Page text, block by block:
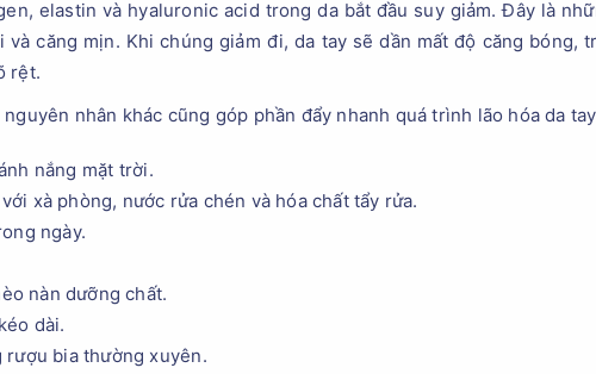
elastin và hyaluronic acid trong da bắt đầu suy giảm. Đây là
và căng mịn. Khi chúng giảm đi, da tay sẽ dần mất độ căng bóng,
rệt.
nhân khác cũng góp phần đẩy nhanh quá trình lão hóa da
nắng mặt trời.
xà phòng, nước rửa chén và hóa chất tẩy rửa.
ngày.
nàn dưỡng chất.
dài.
rượu bia thường xuyên.